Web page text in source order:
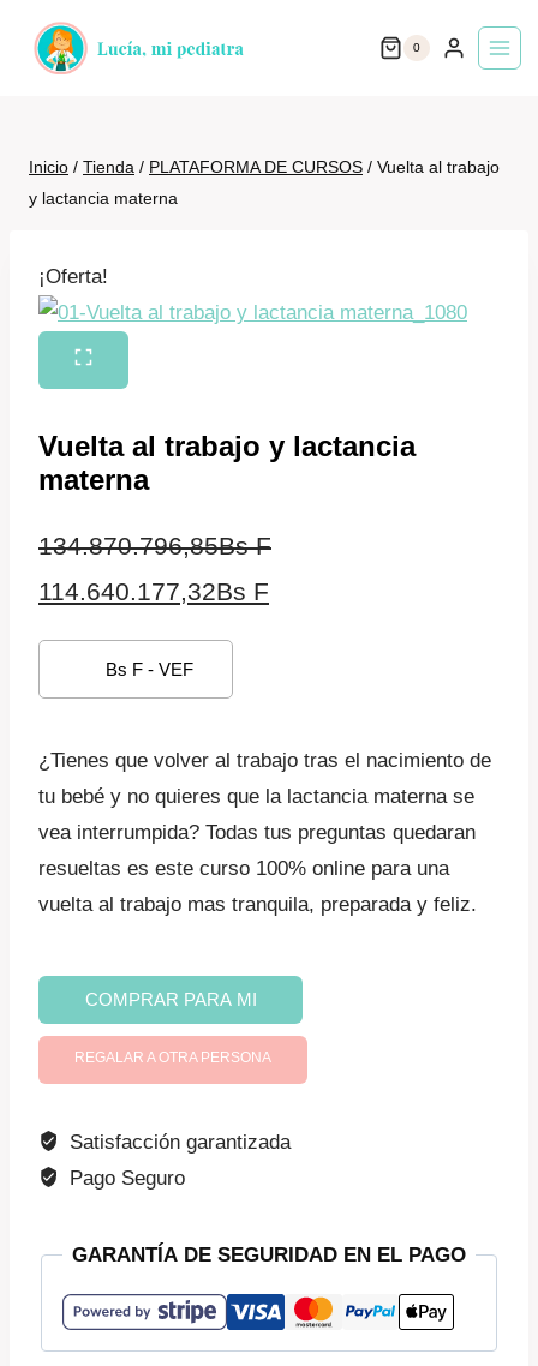
0
Inicio / Tienda / PLATAFORMA DE CURSOS / Vuelta al trabajo
y lactancia materna
¡Oferta!
Vuelta al trabajo y lactancia
materna
134.870.796,85Bs F
El
precio
original
134.870.796,85Bs
114.640.177,32Bs F
114.640.177,32Bs
Bs F - VEF
¿Tienes que volver al trabajo tras el nacimiento de
tu bebé y no quieres que la lactancia materna se
vea interrumpida? Todas tus preguntas quedaran
resueltas es este curso 100% online para una
vuelta al trabajo mas tranquila, preparada y feliz.
Vuelta
al
trabajo
y
cantidad
COMPRAR PARA MI
REGALAR A OTRA PERSONA
Satisfacción garantizada
Pago Seguro
GARANTÍA DE SEGURIDAD EN EL PAGO